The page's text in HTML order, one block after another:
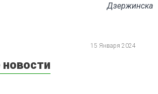
Дзержинска
15 Января 2024